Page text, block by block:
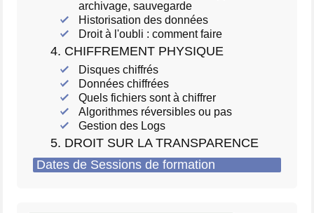
archivage, sauvegarde
Historisation des données
Droit à l'oubli : comment faire
4. CHIFFREMENT PHYSIQUE
Disques chiffrés
Données chiffrées
Quels fichiers sont à chiffrer
Algorithmes réversibles ou pas
Gestion des Logs
5. DROIT SUR LA TRANSPARENCE
Dates de Sessions de formation